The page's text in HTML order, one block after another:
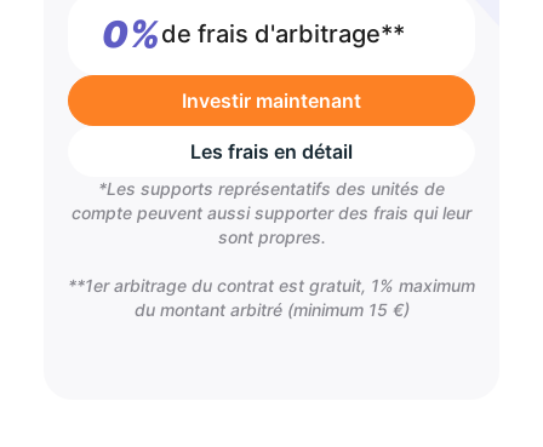
0%de frais d'arbitrage**
Investir maintenant
Les frais en détail
*Les supports représentatifs des unités de
compte peuvent aussi supporter des frais qui leur
sont propres.
**1er arbitrage du contrat est gratuit, 1% maximum
du montant arbitré (minimum 15 €)